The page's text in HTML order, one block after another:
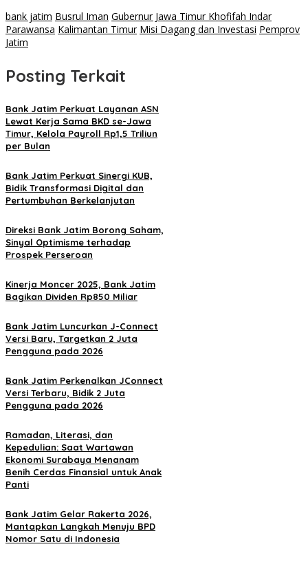
bank jatim Busrul Iman Gubernur Jawa Timur Khofifah Indar
Parawansa Kalimantan Timur Misi Dagang dan Investasi Pemprov
Jatim
Posting Terkait
Bank Jatim Perkuat Layanan ASN
Lewat Kerja Sama BKD se-Jawa
Timur, Kelola Payroll Rp1,5 Triliun
per Bulan
Bank Jatim Perkuat Sinergi KUB,
Bidik Transformasi Digital dan
Pertumbuhan Berkelanjutan
Direksi Bank Jatim Borong Saham,
Sinyal Optimisme terhadap
Prospek Perseroan
Kinerja Moncer 2025, Bank Jatim
Bagikan Dividen Rp850 Miliar
Bank Jatim Luncurkan J-Connect
Versi Baru, Targetkan 2 Juta
Pengguna pada 2026
Bank Jatim Perkenalkan JConnect
Versi Terbaru, Bidik 2 Juta
Pengguna pada 2026
Ramadan, Literasi, dan
Kepedulian: Saat Wartawan
Ekonomi Surabaya Menanam
Benih Cerdas Finansial untuk Anak
Panti
Bank Jatim Gelar Rakerta 2026,
Mantapkan Langkah Menuju BPD
Nomor Satu di Indonesia